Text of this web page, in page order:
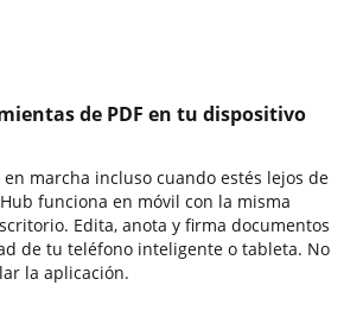
de PDF en tu dispositivo
marcha incluso cuando estés lejos de
funciona en móvil con la misma
Edita, anota y firma documentos
de tu teléfono inteligente o tableta. No
la aplicación.